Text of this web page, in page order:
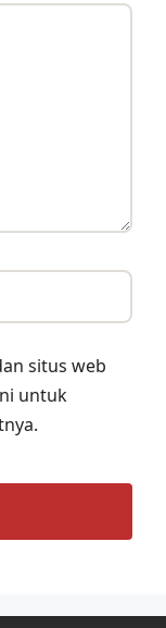
situs web
untuk